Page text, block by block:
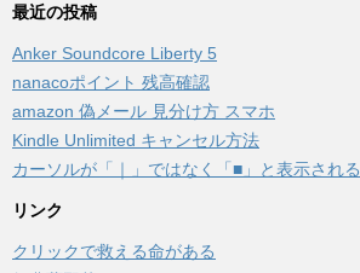
最近の投稿
Anker Soundcore Liberty 5
nanacoポイント 残高確認
amazon 偽メール 見分け方 スマホ
Kindle Unlimited キャンセル方法
カーソルが「｜」ではなく「■」と表示される
リンク
クリックで救える命がある